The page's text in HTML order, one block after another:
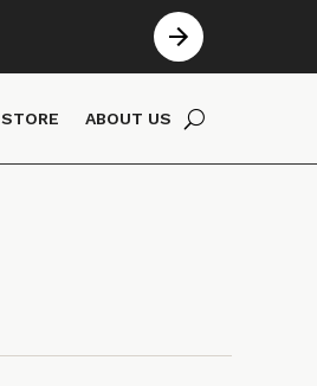
STORE ABOUT US